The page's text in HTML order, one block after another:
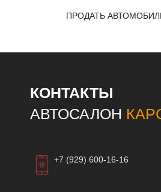
ПРОДАТЬ
КОНТАКТЫ
АВТОСАЛОН
+7 (929) 600-16-16